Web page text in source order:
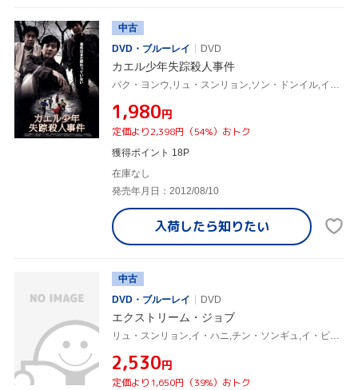
中古
DVD・ブルーレイ
DVD
カエル少年失踪殺人事件
¥1,980円
定価より2,398円（54%）おトク
獲得ポイント 18P
在庫なし
発売年月日：2012/08/10
入荷したら知りたい
中古
DVD・ブルーレイ
DVD
エクストリーム・ジョブ
リュ・スンリョン,イ・ハニ,チン・ソンギュ,イ・ビョンホン(監督)
¥2,530円
定価より1,650円（39%）おトク